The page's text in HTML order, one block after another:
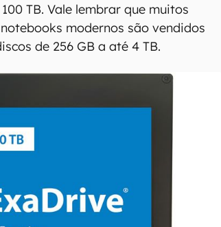
TB. Vale lembrar que muitos
modernos são vendidos
de 256 GB a até 4 TB.